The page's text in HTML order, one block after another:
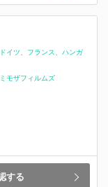
ドイツ フランス
ハンガ
ミモザフィルムズ
する